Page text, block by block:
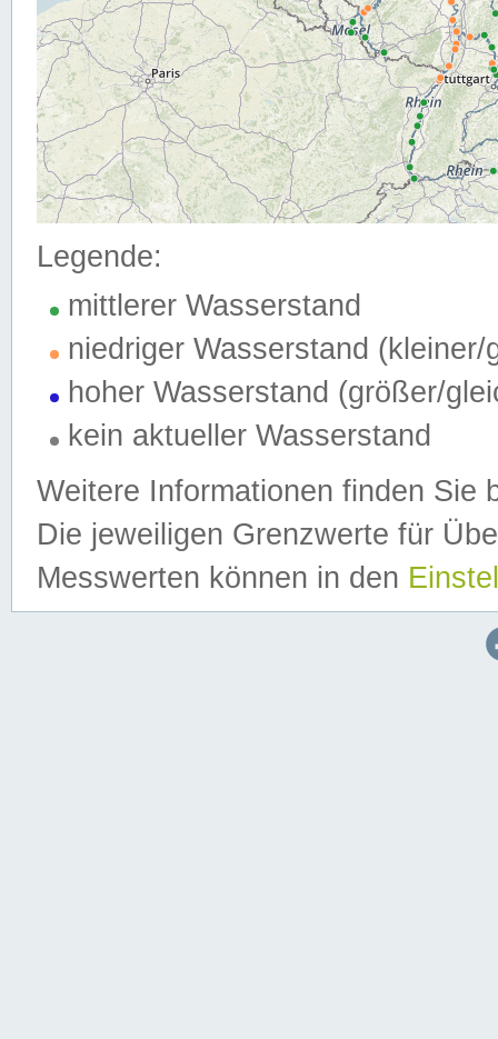
Legende:
mittlerer Wasserstand
niedriger Wasserstand (kleiner/
hoher Wasserstand (größer/
kein aktueller Wasserstand
Weitere Informationen finden Sie
Die jeweiligen Grenzwerte für
Messwerten können in den